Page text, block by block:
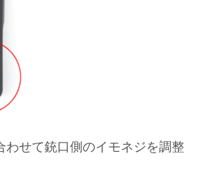
せて銃口側のイモネジを調整